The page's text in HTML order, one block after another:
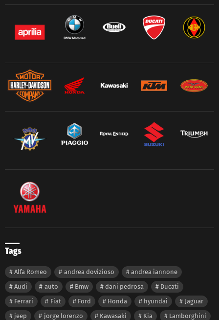
Tags
Alfa Romeo andrea dovizioso
andrea iannone
Audi
auto Bmw dani pedrosa
Ducati
Ferrari
Fiat Ford Honda hyundai
Jaguar
jeep
jorge lorenzo Kawasaki Kia
Lamborghini